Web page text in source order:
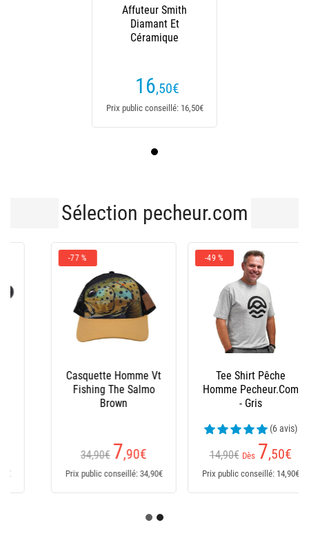
Affuteur Smith
Diamant Et
Céramique
16,50€
Prix public conseillé: 16,50€
Sélection pecheur.com
Tee Shirt Pêche
Homme Pecheur.Com
Dès 7,50 €
Prix public conseillé: 14,90€
Bonnet Peche
Pecheur.Com
Réversible - Noir/Kaki
(6 avis)
9,90€ 5,60€
Prix public conseillé: 9,90€